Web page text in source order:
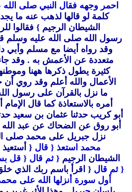
احمر وجهه فقال النبي صلى
كلمة لو قالها لذهب عنه ما
الشيطان الرجيم } فقالوا
رسول الله صلى الله عليه
وقد رواه أيضا مع مسلم وأبي
متعددة عن الأعمش به . وقد
كثيرة يطول ذكرها ههنا
الأعمال والله أعلم وقد روي
ما نزل بالقرآن على رسول
أمره بالاستعاذة كما قال
أبو كريب حدثنا عثمان بن سعيد
أبو روق عن الضحاك عن عبد
نزل جبريل على محمد صلى
محمد استعذ { قال { أستعيذ
الشيطان الرجيم { ثم قال { قل
{ ثم قال { اقرأ باسم ربك الذي
أول سورة أنزلها الله على